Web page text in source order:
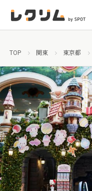
TOP 関東 東京都